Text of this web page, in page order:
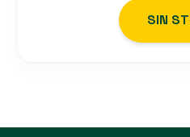
SIN